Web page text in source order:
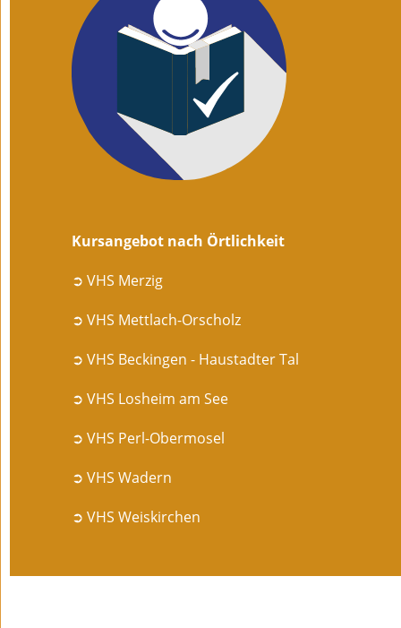
Kursangebot nach Örtlichkeit
➲ VHS Merzig
➲ VHS Mettlach-Orscholz
➲ VHS Beckingen - Haustadter Tal
➲ VHS Losheim am See
➲ VHS Perl-Obermosel
➲ VHS Wadern
➲ VHS Weiskirchen